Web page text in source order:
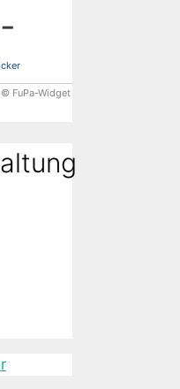
-
© FuPa-Widget